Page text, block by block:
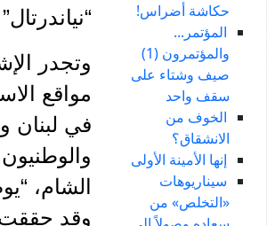
حكاشة أضراس!
المؤتمر...
والمؤتمرون (1)
صيف وشتاء على
سقف واحد
الخوف من
الانشقاق؟
إنها الأمينة الأولى
سيناريوهات
«التخلص» من
وتجدر
مواقع
في لبنان
الشام،
وقد حققت